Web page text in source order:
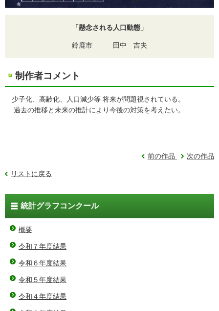
「懸念される人口動態」
鈴鹿市 田中 吉夫
制作者コメント
少子化、高齢化、人口減少等 将来が問題視されている。
過去の推移と未来の推計により今後の対策を考えたい。
前の作品 次の作品
リストに戻る
統計グラフコンクール
概要
令和７年度結果
令和６年度結果
令和５年度結果
令和４年度結果